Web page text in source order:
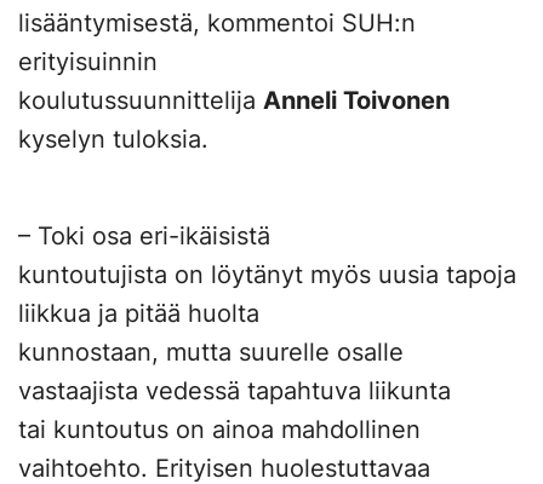
lisääntymisestä, kommentoi SUH:n
erityisuinnin
koulutussuunnittelija Anneli Toivonen
kyselyn tuloksia.
– Toki osa eri-ikäisistä
kuntoutujista on löytänyt myös uusia tapoja
liikkua ja pitää huolta
kunnostaan, mutta suurelle osalle
vastaajista vedessä tapahtuva liikunta
tai kuntoutus on ainoa mahdollinen
vaihtoehto. Erityisen huolestuttavaa